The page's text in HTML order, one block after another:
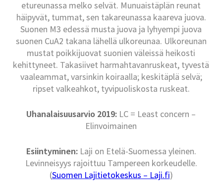
etureunassa melko selvät. Munuaistäplän reunat
häipyvät, tummat, sen takareunassa kaareva juova.
Suonen M3 edessä musta juova ja lyhyempi juova
suonen CuA2 takana lähellä ulkoreunaa. Ulkoreunan
mustat poikkijuovat suonien väleissä heikosti
kehittyneet. Takasiivet harmahtavanruskeat, tyvestä
vaaleammat, varsinkin koiraalla; keskitäplä selvä;
ripset valkeahkot, tyvipuoliskosta ruskeat.
Uhanalaisuusarvio 2019: LC = Least concern –
Elinvoimainen
Esiintyminen:Laji on Etelä-Suomessa yleinen.
Levinneisyys rajoittuu Tampereen korkeudelle.
(Suomen Lajitietokeskus – Laji.fi)